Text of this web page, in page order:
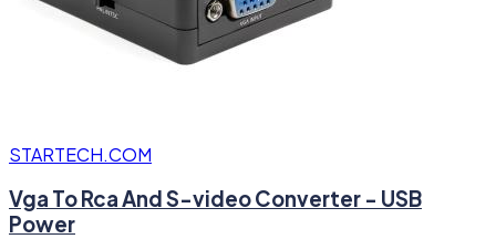
STARTECH.COM
Vga To Rca And S-video Converter - USB
Power